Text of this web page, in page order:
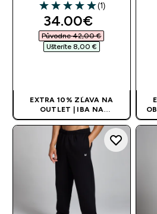
5 out of 5 stars
(1)
discounted price
34.00€‎
Původne 42,00 €‎
Ušteríte 8,00 €‎
EXTRA 10% ZĽAVA NA
OUTLET | IBA NA
OBMEDZENÚ DOBU